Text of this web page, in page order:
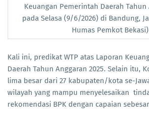
Keuangan Pemerintah Daerah Tahun
pada Selasa (9/6/2026) di Bandung,
Humas Pemkot Bekasi)
Kali ini, predikat WTP atas Laporan
Daerah Tahun Anggaran 2025. Selain itu,
lima besar dari 27 kabupaten/kota se-
wilayah yang mampu menyelesaikan
rekomendasi BPK dengan capaian